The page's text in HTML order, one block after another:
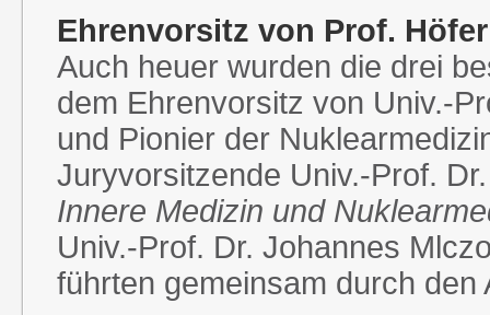
Ehrenvorsitz von Prof. Höfer
Auch heuer wurden die drei
dem Ehrenvorsitz von Univ.-
und Pionier der
Juryvorsitzende Univ.-Prof.
Innere Medizin und
Univ.-Prof. Dr. Johannes
führten gemeinsam durch den